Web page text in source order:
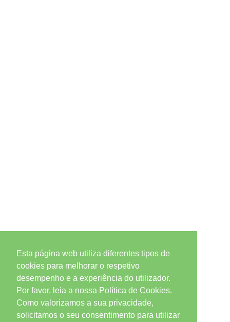
Esta página web utiliza diferentes tipos de
cookies para melhorar o respetivo
desempenho e a experiência do utilizador.
Por favor, leia a nossa Política de Cookies.
Como valorizamos a sua privacidade,
solicitamos o seu consentimento para utilizar